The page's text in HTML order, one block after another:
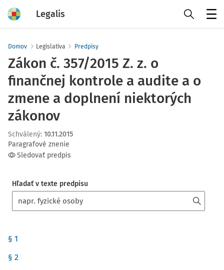
Legalis
Domov Legislatíva Predpisy
Zákon č. 357/2015 Z. z. o
finančnej kontrole a audite a o
zmene a doplnení niektorých
zákonov
Schválený: 10.11.2015
Paragrafové znenie
Sledovať predpis
Hľadať v texte predpisu
§ 1
§ 2